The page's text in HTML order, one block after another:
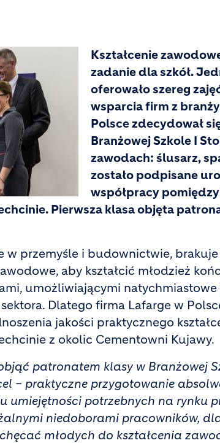
Kształcenie
zadanie dla szkół.
oferowało szereg
wsparcia firm z
Polsce zdecydował
Branżowej Szkole I
zawodach: ślusarz,
zostało podpisane
współpracy
Pierwsza klasa objęta
w przemyśle i budownictwie,
aby kształcić młodzież
umożliwiającymi
Dlatego firma Lafarge w
jakości praktycznego
z okolic Cementowni Kujawy.
patronatem klasy w Branżowej
– praktyczne przygotowanie
umiejętności potrzebnych na rynku
niedoborami pracowników,
młodych do kształcenia